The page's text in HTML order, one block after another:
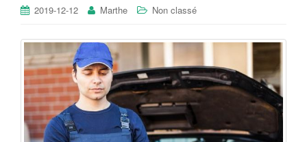
2019-12-12 Marthe Non classé